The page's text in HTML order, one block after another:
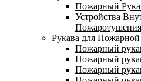
Пожарный
Устройства
Пожаротушения
Рукава для
Пожарный
Пожарный
Пожарный